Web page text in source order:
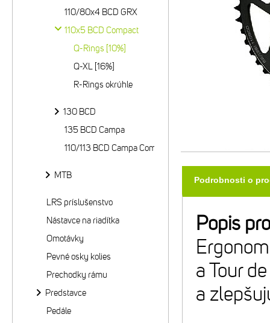
Podrobnosti o
Popis
a Tour
a
110/80x4 BCD GRX
110x5 BCD Compact
Q-Rings [10%]
Q-XL [16%]
R-Rings okrúhle
130 BCD
135 BCD Campa
110/113 BCD Campa Compact
MTB
LRS príslušenstvo
Nástavce na riadítka
Omotávky
Pevné osky kolies
Prechodky rámu
Predstavce
Pedále